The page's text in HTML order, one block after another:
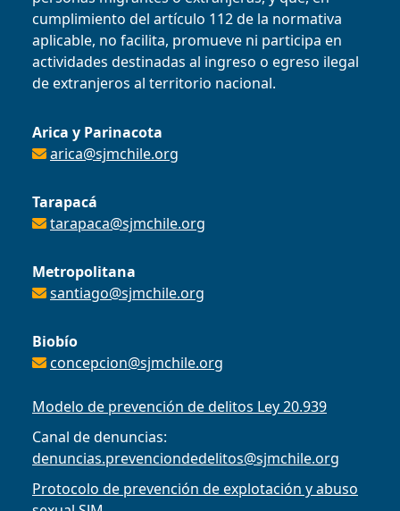
cumplimiento del artículo 112 de la normativa
aplicable, no facilita, promueve ni participa en
actividades destinadas al ingreso o egreso ilegal
de extranjeros al territorio nacional.
Arica y Parinacota
arica@sjmchile.org
Tarapacá
tarapaca@sjmchile.org
Metropolitana
santiago@sjmchile.org
Biobío
concepcion@sjmchile.org
Modelo de prevención de delitos Ley 20.939
Canal de denuncias:
denuncias.prevenciondedelitos@sjmchile.org
Protocolo de prevención de explotación y abuso